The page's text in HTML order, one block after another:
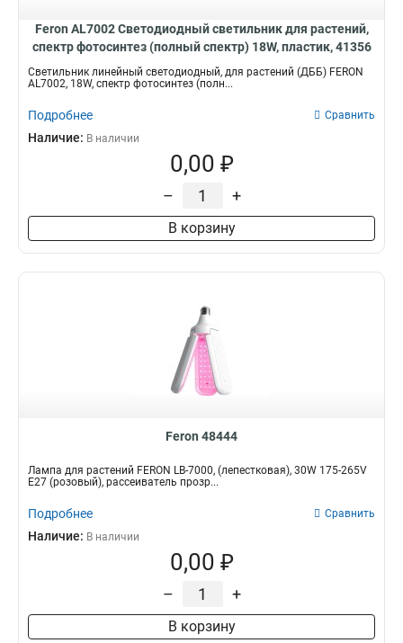
Feron AL7002 Светодиодный светильник для растений,
спектр фотосинтез (полный спектр) 18W, пластик, 41356
Светильник линейный светодиодный, для растений (ДББ) FERON
AL7002, 18W, спектр фотосинтез (полн...
Подробнее Сравнить
Наличие: В наличии
0,00 ₽
– +
В корзину
Feron 48444
Лампа для растений FERON LB-7000, (лепестковая), 30W 175-265V
E27 (розовый), рассеиватель прозр...
Подробнее Сравнить
Наличие: В наличии
0,00 ₽
– +
В корзину